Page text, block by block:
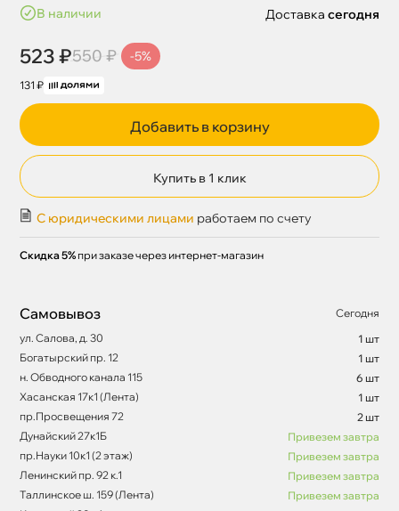
наличии
523 ₽550 ₽ -5%
131 ₽
Доставка сегодня
Добавить в корзину
Купить в 1 клик
С юридическими лицами работаем по счету
Скидка 5% при заказе через интернет-магазин
Самовывоз
Сегодня
ул. Салова, д. 30
1 шт
Богатырский пр. 12
1 шт
н. Обводного канала 115
6 шт
Хасанская 17к1 (Лента)
1 шт
пр.Просвещения 72
2 шт
Дунайский 27к1Б
Привезем завтра
пр.Науки 10к1 (2 этаж)
Привезем завтра
Ленинский пр. 92 к.1
Привезем завтра
Таллинское ш. 159 (Лента)
Привезем завтра